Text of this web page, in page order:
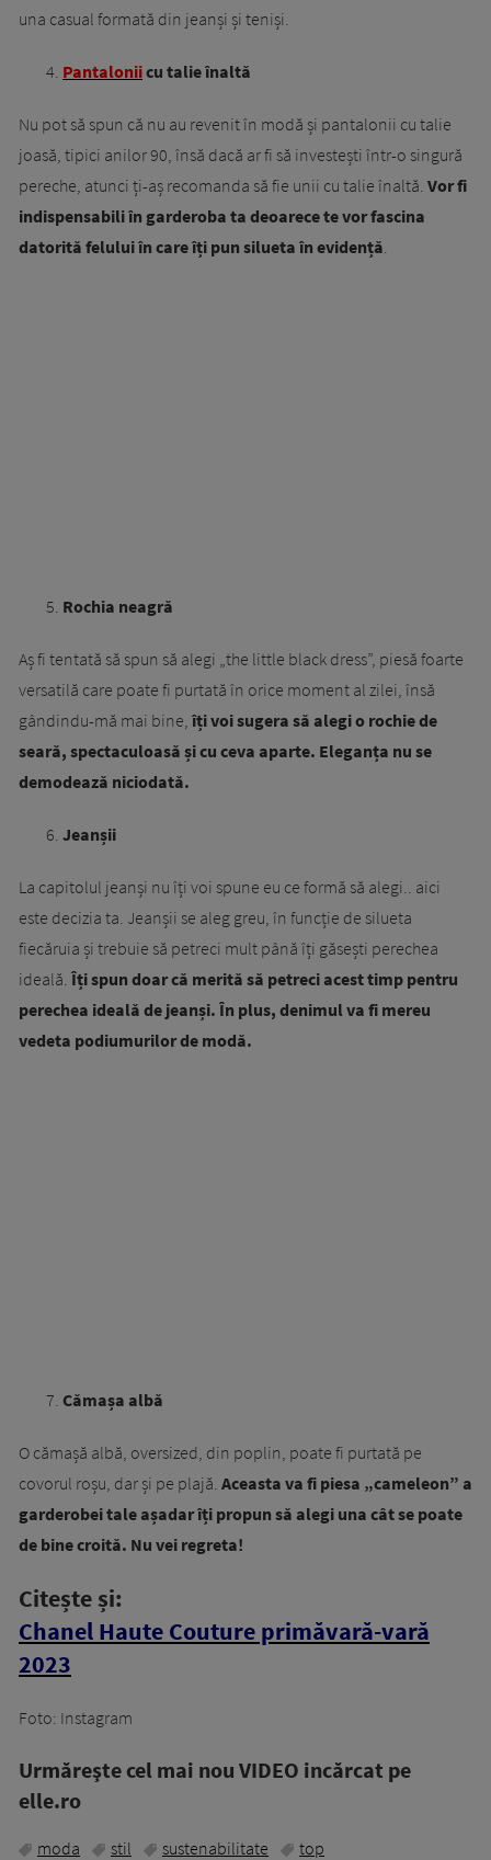
una casual formată din jeanși și teniși.
Pantaloniicu talie înaltă
Nu pot să spun că nu au revenit în modă și pantalonii cu talie
joasă, tipici anilor 90, însă dacă ar fi să investești într-o singură
pereche, atunci ți-aș recomanda să fie unii cu talie înaltă. Vor fi
indispensabili în garderoba ta deoarece te vor fascina
datorită felului în care îți pun silueta în evidență.
Rochia neagră
Aș fi tentată să spun să alegi „the little black dress”, piesă foarte
versatilă care poate fi purtată în orice moment al zilei, însă
gândindu-mă mai bine, îți voi sugera să alegi o rochie de
seară, spectaculoasă și cu ceva aparte. Eleganța nu se
demodează niciodată.
Jeanșii
La capitolul jeanși nu îți voi spune eu ce formă să alegi.. aici
este decizia ta. Jeanșii se aleg greu, în funcție de silueta
fiecăruia și trebuie să petreci mult până îți găsești perechea
ideală. Îți spun doar că merită să petreci acest timp pentru
perechea ideală de jeanși. În plus, denimul va fi mereu
vedeta podiumurilor de modă.
Cămașa albă
O cămașă albă, oversized, din poplin, poate fi purtată pe
covorul roșu, dar și pe plajă. Aceasta va fi piesa „cameleon” a
garderobei tale așadar îți propun să alegi una cât se poate
de bine croită. Nu vei regreta!
Citește și:
Chanel Haute Couture primăvară-vară
2023
Foto: Instagram
Urmăreşte cel mai nou VIDEO incărcat pe
elle.ro
moda stil sustenabilitate top